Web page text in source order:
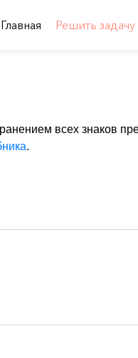
Главная Решить задачу
всех знаков
.